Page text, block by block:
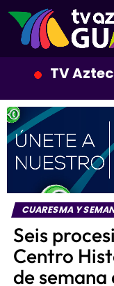
TV
CUARESMA Y
Seis
Centro
de semana